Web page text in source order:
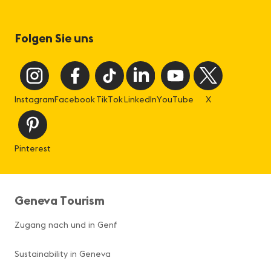
Folgen Sie uns
InstagramFacebookTikTokLinkedInYouTube X
Pinterest
Geneva Tourism
Zugang nach und in Genf
Sustainability in Geneva